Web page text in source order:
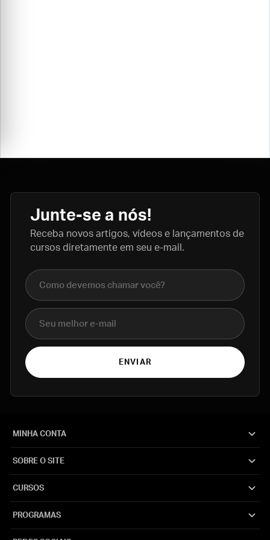
Junte-se a nós!
Receba novos artigos, vídeos e lançamentos de
cursos diretamente em seu e-mail.
Nome completo
E-mail
ENVIAR
MINHA CONTA
SOBRE O SITE
CURSOS
PROGRAMAS